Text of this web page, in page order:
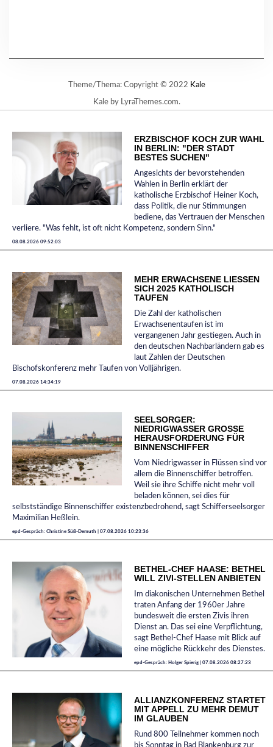
Theme/Thema: Copyright © 2022 Kale
Kaleby LyraThemes.com.
ERZBISCHOF KOCH ZUR WAHL
IN BERLIN: "DER STADT
BESTES SUCHEN"
Angesichts der bevorstehenden
Wahlen in Berlin erklärt der
katholische Erzbischof Heiner Koch,
dass Politik, die nur Stimmungen
bediene, das Vertrauen der Menschen
verliere. "Was fehlt, ist oft nicht Kompetenz, sondern Sinn."
08.08.2026 09:52:03
MEHR ERWACHSENE LIESSEN S
ICH 2025 KATHOLISCH T
AUFEN
Die Zahl der katholischen
Erwachsenentaufen ist im
vergangenen Jahr gestiegen. Auch in
den deutschen Nachbarländern gab es
laut Zahlen der Deutschen
Bischofskonferenz mehr Taufen von Volljährigen.
07.08.2026 14:34:19
SEELSORGER:
NIEDRIGWASSER GROSSE H
ERAUSFORDERUNG FÜR B
INNENSCHIFFER
Vom Niedrigwasser in Flüssen sind vor
allem die Binnenschiffer betroffen.
Weil sie ihre Schiffe nicht mehr voll
beladen können, sei dies für
selbstständige Binnenschiffer existenzbedrohend, sagt Schifferseelsorger
Maximilian Heßlein.
epd-Gespräch: Christine Süß-Demuth | 07.08.2026 10:23:36
BETHEL-CHEF HAASE: BETHEL
WILL ZIVI-STELLEN ANBIETEN
Im diakonischen Unternehmen Bethel
traten Anfang der 1960er Jahre
bundesweit die ersten Zivis ihren
Dienst an. Das sei eine Verpflichtung,
sagt Bethel-Chef Haase mit Blick auf
eine mögliche Rückkehr des Dienstes.
epd-Gespräch: Holger Spierig | 07.08.2026 08:27:23
ALLIANZKONFERENZ STARTET
MIT APPELL ZU MEHR DEMUT
IM GLAUBEN
Rund 800 Teilnehmer kommen noch